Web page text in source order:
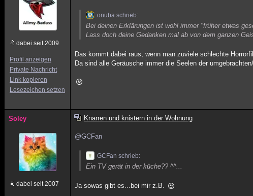
dabei seit 2009
Profil anzeigen
Private Nachricht
Link kopieren
Lesezeichen setzen
onuba schrieb:
Bei deinen Erklärungen ist wohl immer "früher etwas
Lass doch deine Gedanken mal ab von dem ganzen
Das kommt dabei raus, wenn man zuviele schlechte
Da sind alle Geräusche immer die Seelen der
Soley
dabei seit 2007
Knarren und knistern in der Wohnung
@GCFan
GCFan schrieb:
Ein TV gerät in der küche?? ^^...
Ja sowas gibt es...bei mir z.B.